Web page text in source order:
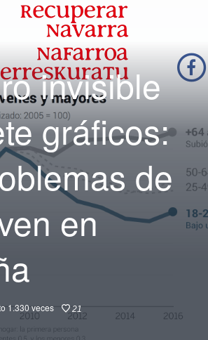
invisible
gráficos:
de
en
1.330veces 21